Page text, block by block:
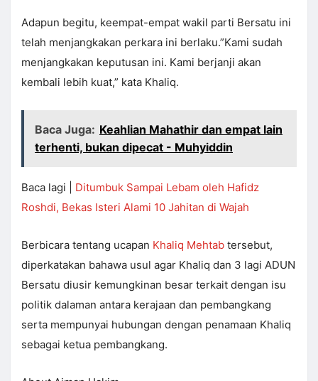
Adapun begitu, keempat-empat wakil parti Bersatu ini
telah menjangkakan perkara ini berlaku.”Kami sudah
menjangkakan keputusan ini. Kami berjanji akan
kembali lebih kuat,” kata Khaliq.
Baca Juga: Keahlian Mahathir dan empat lain
terhenti, bukan dipecat - Muhyiddin
Baca lagi | Ditumbuk Sampai Lebam oleh Hafidz
Roshdi, Bekas Isteri Alami 10 Jahitan di Wajah
Berbicara tentang ucapan Khaliq Mehtab tersebut,
diperkatakan bahawa usul agar Khaliq dan 3 lagi ADUN
Bersatu diusir kemungkinan besar terkait dengan isu
politik dalaman antara kerajaan dan pembangkang
serta mempunyai hubungan dengan penamaan Khaliq
sebagai ketua pembangkang.